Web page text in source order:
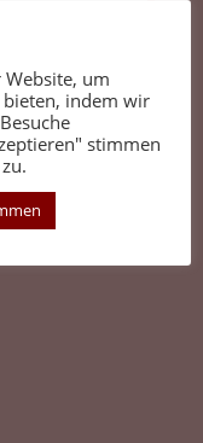
um
bieten, indem wir
stimmen